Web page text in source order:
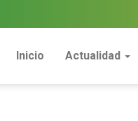
Inicio Actualidad